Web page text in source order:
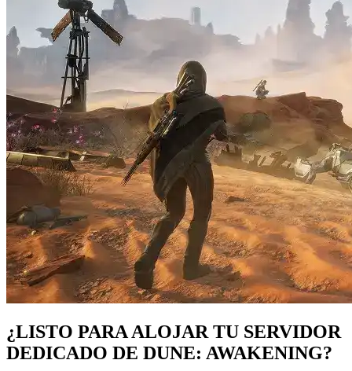
¿LISTO PARA ALOJAR TU SERVIDOR
DEDICADO DE DUNE: AWAKENING?